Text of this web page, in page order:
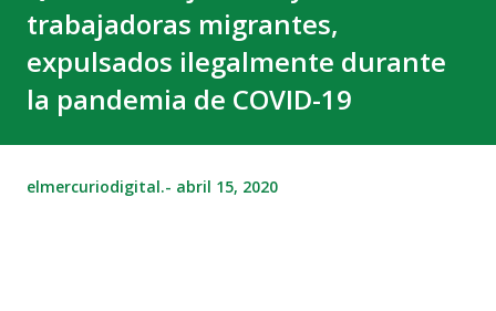
trabajadoras migrantes,
expulsados ilegalmente durante
la pandemia de COVID-19
elmercuriodigital.- abril 15, 2020